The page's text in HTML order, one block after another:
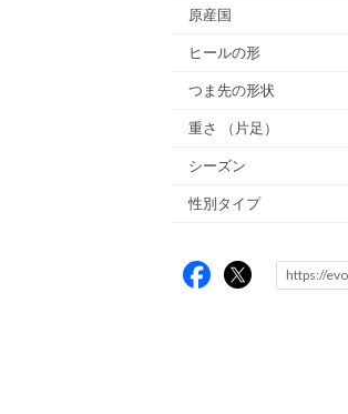
原産国
ヒールの形
つま先の形状
重さ （片足）
シーズン
性別タイプ